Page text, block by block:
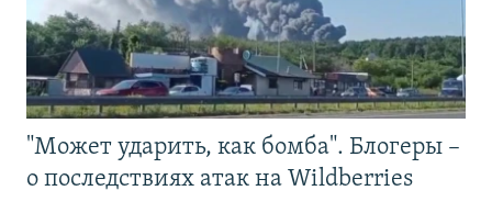
"Может ударить, как бомба". Блогеры –
о последствиях атак на Wildberries